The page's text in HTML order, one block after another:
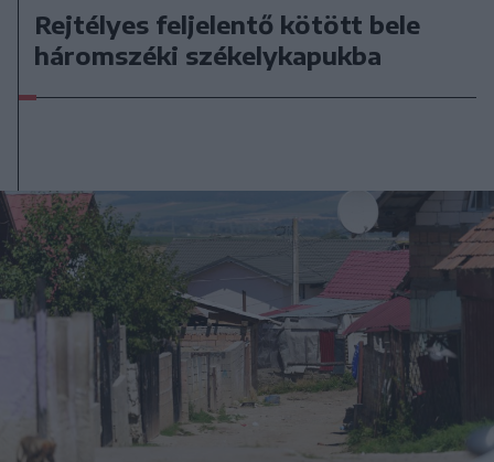
Rejtélyes feljelentő kötött bele
háromszéki székelykapukba